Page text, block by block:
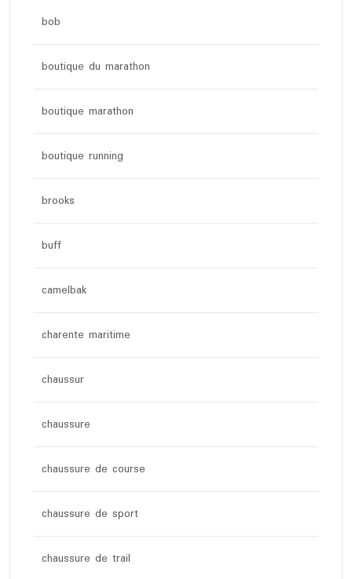
bob
boutique du marathon
boutique marathon
boutique running
brooks
buff
camelbak
charente maritime
chaussur
chaussure
chaussure de course
chaussure de sport
chaussure de trail